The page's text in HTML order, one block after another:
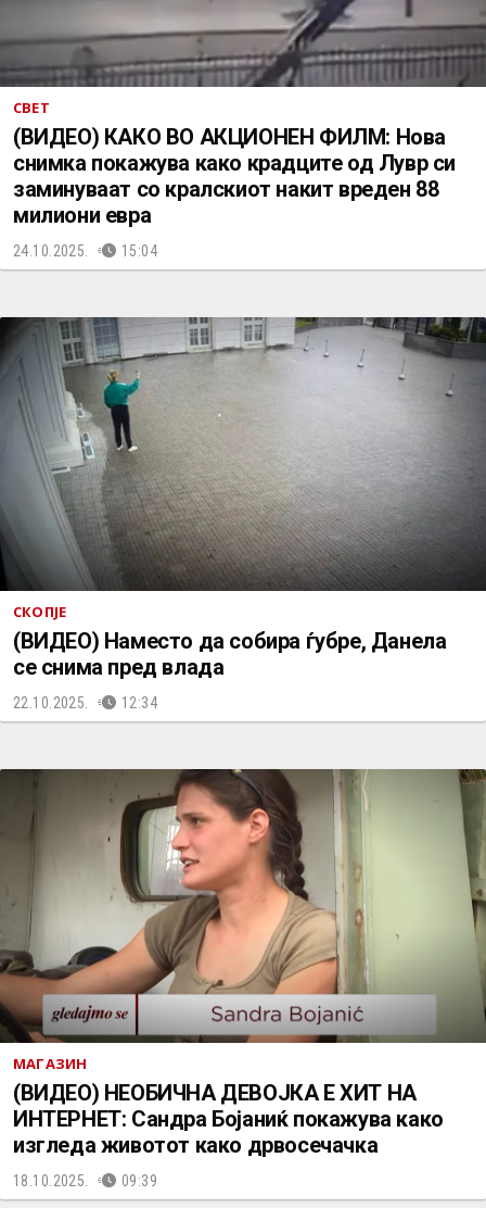
СВЕТ
(ВИДЕО) КАКО ВО АКЦИОНЕН ФИЛМ: Нова
снимка покажува како крадците од Лувр си
заминуваат со кралскиот накит вреден 88
милиони евра
24.10.2025. 15:04
СКОПЈЕ
(ВИДЕО) Наместо да собира ѓубре, Данела
се снима пред влада
22.10.2025. 12:34
МАГАЗИН
(ВИДЕО) НЕОБИЧНА ДЕВОЈКА Е ХИТ НА
ИНТЕРНЕТ: Сандра Бојаниќ покажува како
изгледа животот како дрвосечачка
18.10.2025. 09:39